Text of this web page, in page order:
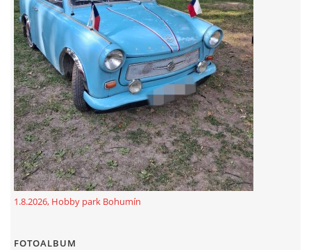
GDPR
oldfiatclub@seznam.cz |RSS
1.8.2026, Hobby park Bohumín
FOTOALBUM